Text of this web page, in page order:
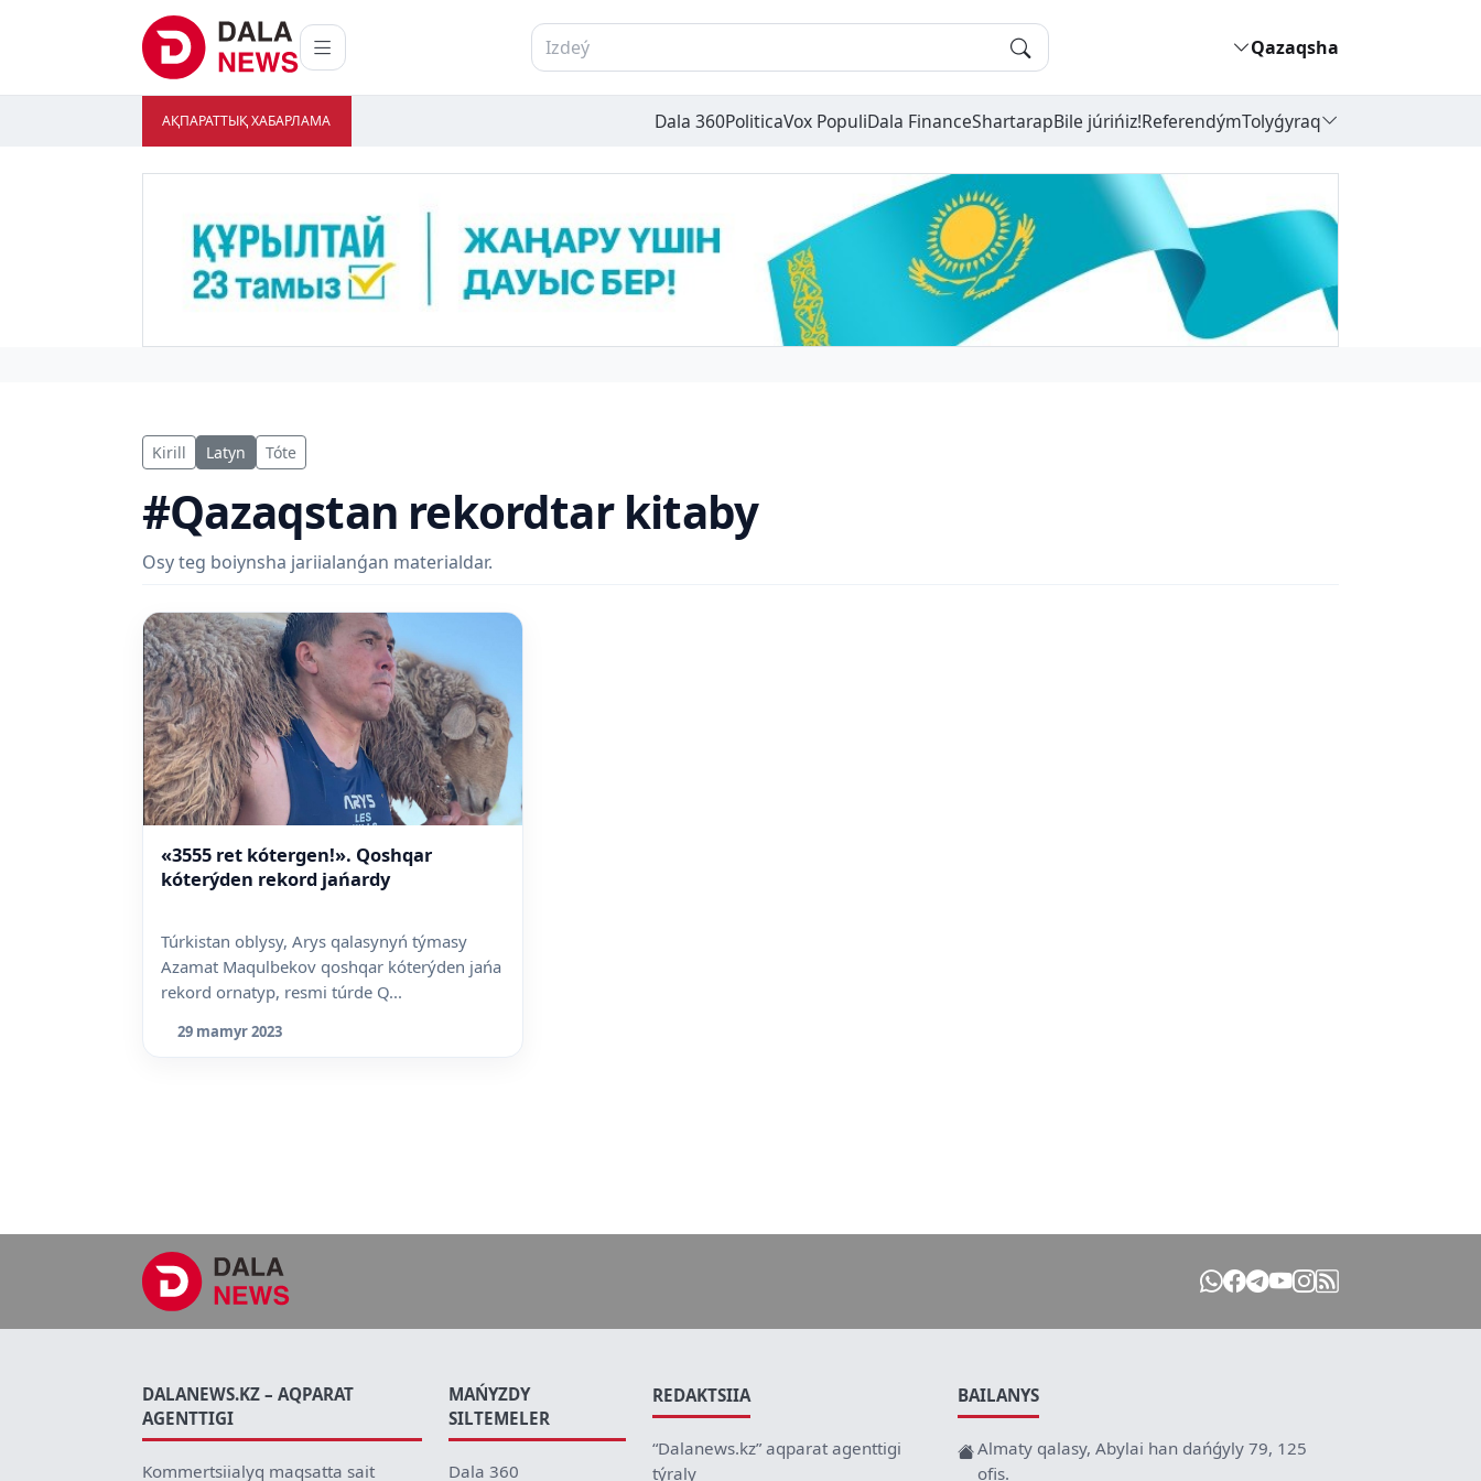
Qazaqsha
АҚПАРАТТЫҚ ХАБАРЛАМА Dala 360PoliticaVox PopuliDala FinanceShartarapBile júrińiz!ReferendýmTolyǵyraq
Kirill Latyn Tóte
#Qazaqstan rekordtar kitaby
Osy teg boiynsha jariialanǵan materialdar.
«3555 ret kótergen!». Qoshqar
kóterýden rekord jańardy
Túrkistan oblysy, Arys qalasynyń týmasy
Azamat Maqulbekov qoshqar kóterýden jańa
rekord ornatyp, resmi túrde Q...
29 mamyr 2023
DALANEWS.KZ – AQPARAT
AGENTTIGI
Kommertsiialyq maqsatta sait
MAŃYZDY
SILTEMELER
Dala 360
REDAKTSIIA
“Dalanews.kz” aqparat agenttigi
týraly
BAILANYS
Almaty qalasy, Abylai han dańǵyly 79, 125
ofis.